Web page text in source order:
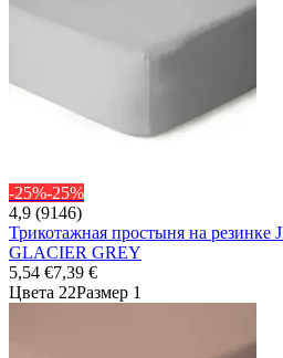
-25%-25%
4,9 (9146)
Трикотажная простыня на резинке
GLACIER GREY
5,54 €7,39 €
Цвета 22Размер 1